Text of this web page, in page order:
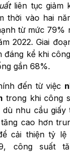
liên tục giảm
thời vào hai
từ mức 79%
2022. Giai
đáng kể khi
gần 68%.
đến từ việc
trong khi công
nhu cầu giấy
tăng cao hơn
cải thiện tỷ lệ
công suất